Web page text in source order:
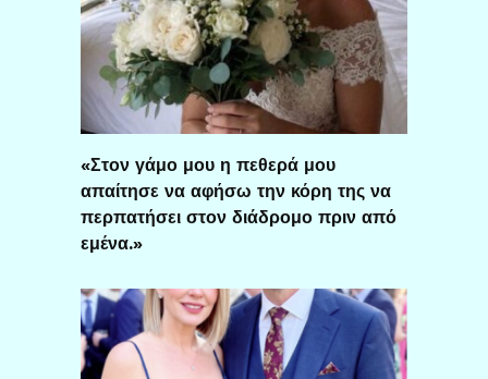
«Στον γάμο μου η πεθερά μου
απαίτησε να αφήσω την κόρη της να
περπατήσει στον διάδρομο πριν από
εμένα.»